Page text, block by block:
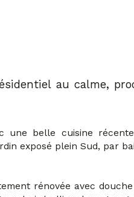
au calme,
une belle cuisine
exposé plein Sud, par
rénovée avec